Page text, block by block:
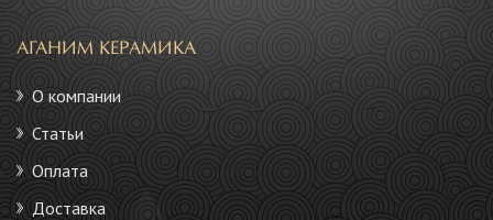
АГАНИМ КЕРАМИКА
О компании
Статьи
Оплата
Доставка